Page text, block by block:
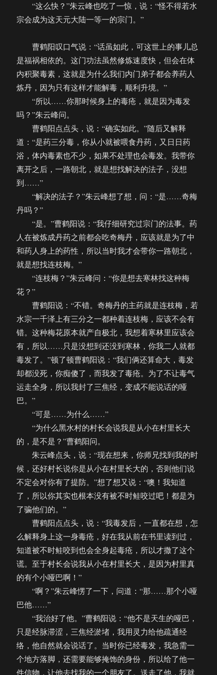
“这么快？”朱云峰也吃了一惊，说：“怪不得若水
宗会成为这天元大陆一等一的宗门。”
曹鹤阳叹口气说：“话虽如此，可这世上的事儿总
是福祸相依的。这门功法虽然修炼速度快，但会在体
内积聚毒素，这就是为什么我们内门弟子都会养药人
炼丹，因为只有这样才能解毒，顺利升境。”
“所以……你那时候身上的毒疮，就是因为毒发
吗？”朱云峰问。
曹鹤阳点点头，说：“确实如此。”随后又解释
道：“是药三分毒，你从小就被喂食丹药，又日日药
浴，体内毒素也不少，如果不处理也会毒发。我带你
离开之后，一路朝北，就是想找解决的法子，没想
到……”
“解决的法子？”朱云峰想了想，问：“是……奇梅
丹吗？”
“是。”曹鹤阳说：“我仔细研究过宗门的法事。药
人在被炼成丹药之前都会吃奇梅丹，应该就是为了中
和药人身上的药性，所以当时我才会带你一路朝北，
就是想找连枝梅。”
“连枝梅？”朱云峰问：“你是想去寒林找这种梅
花？”
曹鹤阳说：“不错。奇梅丹的主药就是连枝梅，若
水宗一千泽上有三分之一都种着连枝梅，应该不会有
错。这种梅花原本就产自极北，我想着寒林里应该会
有，所以……只是没想到还没到寒林，你我二人就都
毒发了。”顿了顿曹鹤阳说：“我们俩还算命大，毒发
却都没死，你痴傻了，而我发了毒疮。为了不让毒气
运走全身，所以我封了三焦经，变成不能说话的哑
巴。”
“可是……为什么……”
“为什么黑水村的村长会说我是从小在村里长大
的，是不是？”曹鹤阳问。
朱云峰点头，说：“现在想来，你师兄找到我的时
候，还好村长说你是从小在村里长大的，否则他们说
不定会对你有了提防。”想了想又说：“噢！我知道
了，所以你其实也根本没有被不时鲑咬过吧！都是为
了骗他们的。”
曹鹤阳点点头，说：“我毒发后，一直都在想，怎
么解释身上这一身毒疮，好在我从前在书里读到过，
知道被不时鲑咬到也会全身起毒疮，所以才撒了这个
谎。至于村长会说我从小在村里长大，是因为村里真
的有个小哑巴啊！”
“啊？”朱云峰愣了一下，问道：“那……那个小哑
巴他……”
“我治好了他。”曹鹤阳说：“他不是天生的哑巴，
只是经脉滞涩，三焦经淤堵，我用灵力给他疏通经
络，他自然就会说话了。当时你已经毒发，我急需一
个地方落脚，还需要能够掩饰的身份，所以给了他一
件信物，让他去找我的一个朋友了。送走了他，我就